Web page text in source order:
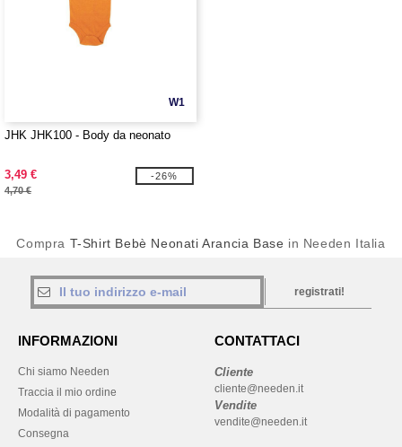
W1
JHK JHK100 - Body da neonato
3,49 €
4,70 €
-26%
Compra T-Shirt Bebè Neonati Arancia Base in Needen Italia
registrati!
INFORMAZIONI
Chi siamo Needen
Traccia il mio ordine
Modalità di pagamento
Consegna
CONTATTACI
Cliente
cliente@needen.it
Vendite
vendite@needen.it